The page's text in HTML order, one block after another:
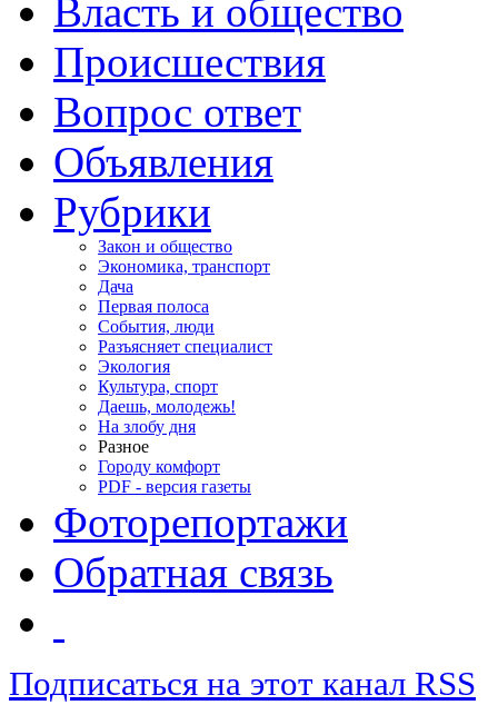
Власть и общество
Происшествия
Вопрос ответ
Объявления
Рубрики
Закон и общество
Экономика, транспорт
Дача
Первая полоса
События, люди
Разъясняет специалист
Экология
Культура, спорт
Даешь, молодежь!
На злобу дня
Разное
Городу комфорт
PDF - версия газеты
Фоторепортажи
Обратная связь
Подписаться на этот канал RSS